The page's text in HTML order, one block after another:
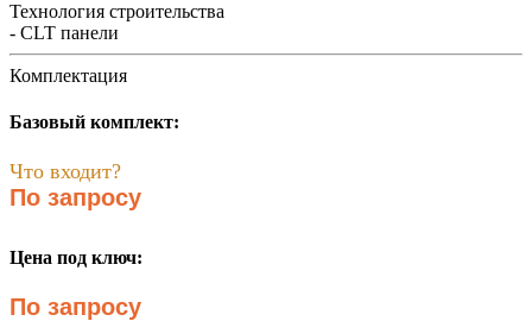
Технология строительства
- CLT панели
Комплектация
Базовый комплект:
Что входит?
По запросу
Цена под ключ:
По запросу